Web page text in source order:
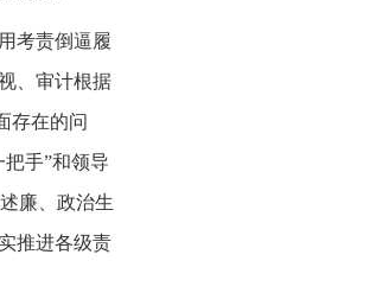
考责倒逼履
、审计根据
存在的问
手”和领导
廉、政治生
推进各级责